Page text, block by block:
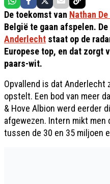
De toekomst van Nathan
België te gaan afspelen.
Anderlecht staat op de
Europese top, en dat zorgt
paars-wit.
Opvallend is dat
opstelt. Een bod van meer
& Hove Albion werd eerder
afgewezen. Intern mikt men
tussen de 30 en 35 miljoen